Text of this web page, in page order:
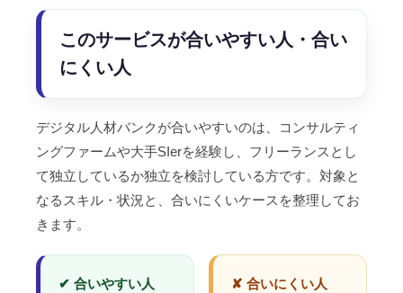
このサービスが合いやすい人・合い
にくい人
デジタル人材バンクが合いやすいのは、コンサルティ
ングファームや大手SIerを経験し、フリーランスとし
て独立しているか独立を検討している方です。対象と
なるスキル・状況と、合いにくいケースを整理してお
きます。
✔ 合いやすい人 ✘ 合いにくい人